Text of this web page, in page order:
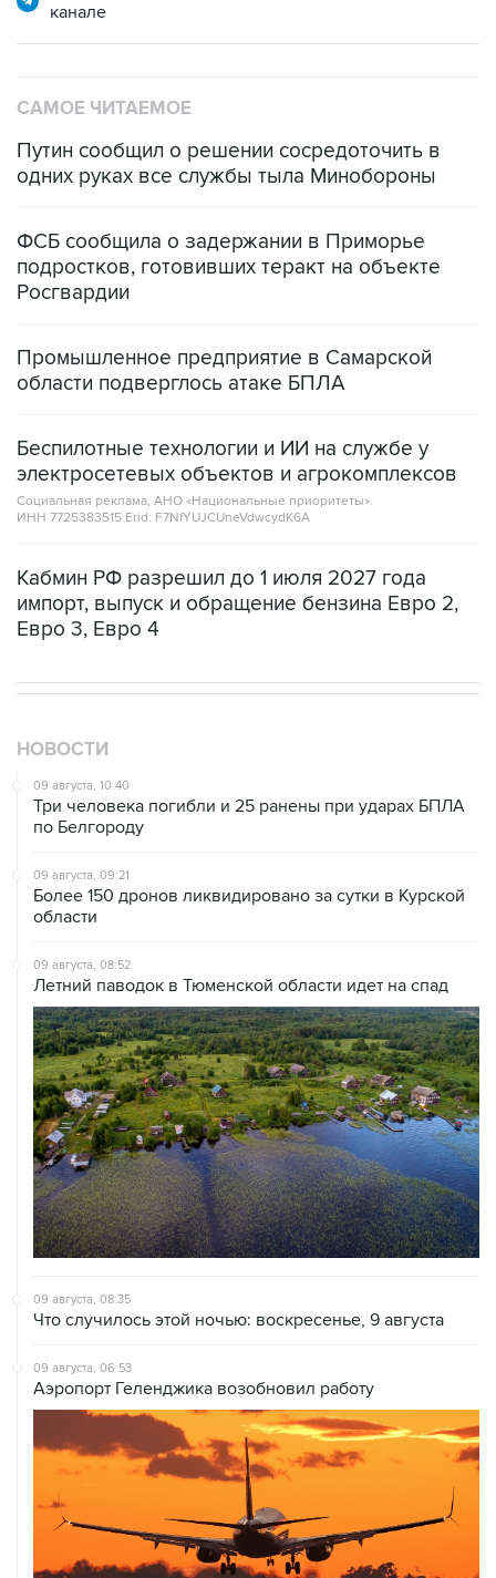
канале
САМОЕ ЧИТАЕМОЕ
Путин сообщил о решении сосредоточить в
одних руках все службы тыла Минобороны
ФСБ сообщила о задержании в Приморье
подростков, готовивших теракт на объекте
Росгвардии
Промышленное предприятие в Самарской
области подверглось атаке БПЛА
Беспилотные технологии и ИИ на службе у
электросетевых объектов и агрокомплексов
Социальная реклама, АНО «Национальные приоритеты».
ИНН 7725383515 Erid: F7NfYUJCUneVdwcydK6A
Кабмин РФ разрешил до 1 июля 2027 года
импорт, выпуск и обращение бензина Евро 2,
Евро 3, Евро 4
НОВОСТИ
09 августа, 10:40
Три человека погибли и 25 ранены при ударах БПЛА
по Белгороду
09 августа, 09:21
Более 150 дронов ликвидировано за сутки в Курской
области
09 августа, 08:52
Летний паводок в Тюменской области идет на спад
09 августа, 08:35
Что случилось этой ночью: воскресенье, 9 августа
09 августа, 06:53
Аэропорт Геленджика возобновил работу